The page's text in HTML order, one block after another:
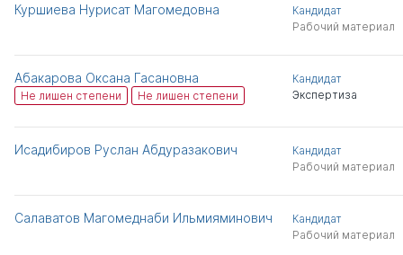
Куршиева Нурисат Магомедовна
Кандидат
Рабочий материал
Абакарова Оксана Гасановна
Не лишен степени Не лишен степени
Кандидат
Экспертиза
Исадибиров Руслан Абдуразакович
Кандидат
Рабочий материал
Салаватов Магомеднаби Ильмияминович
Кандидат
Рабочий материал